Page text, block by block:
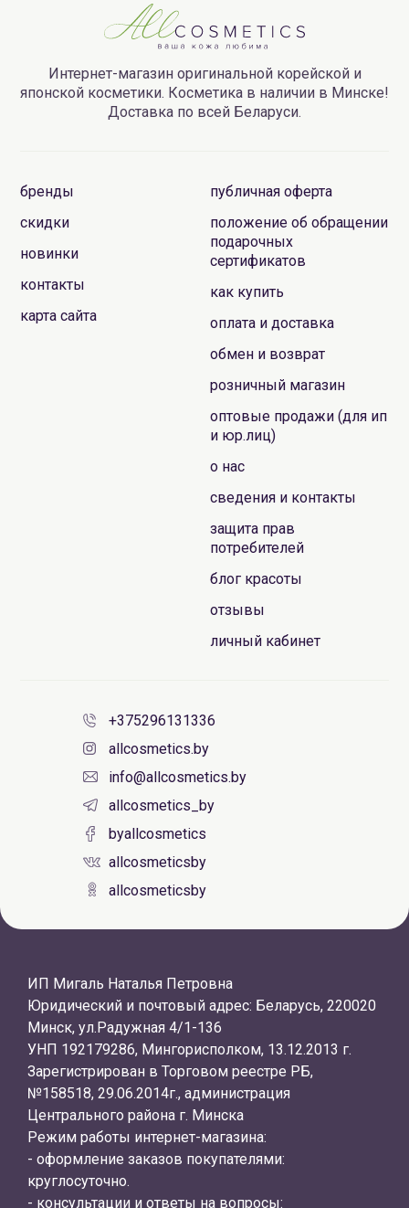
Интернет-магазин оригинальной корейской и
японской косметики. Косметика в наличии в Минске!
Доставка по всей Беларуси.
бренды
скидки
новинки
контакты
карта сайта
публичная оферта
положение об обращении
подарочных
сертификатов
как купить
оплата и доставка
обмен и возврат
розничный магазин
оптовые продажи (для ип
и юр.лиц)
о нас
сведения и контакты
защита прав
потребителей
блог красоты
отзывы
личный кабинет
+375296131336
allcosmetics.by
info@allcosmetics.by
allcosmetics_by
byallcosmetics
allcosmeticsby
allcosmeticsby
ИП Мигаль Наталья Петровна
Юридический и почтовый адрес: Беларусь, 220020
Минск, ул.Радужная 4/1-136
УНП 192179286, Мингорисполком, 13.12.2013 г.
Зарегистрирован в Торговом реестре РБ,
№158518, 29.06.2014г., администрация
Центрального района г. Минска
Режим работы интернет-магазина:
- оформление заказов покупателями:
круглосуточно.
- консультации и ответы на вопросы: